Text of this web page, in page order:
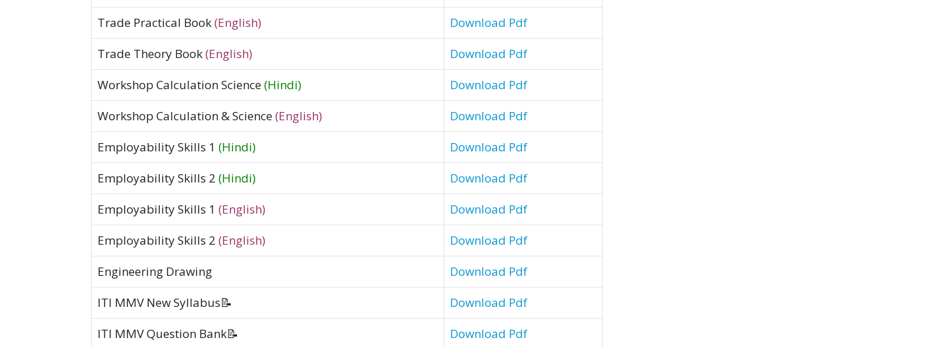
Trade Practical Book(English)
Download Pdf
Trade Theory Book(English)
Download Pdf
Workshop Calculation Science(Hindi)
Download Pdf
Workshop Calculation & Science(English)
Download Pdf
Employability Skills 1 (Hindi)
Download Pdf
Employability Skills 2 (Hindi)
Download Pdf
Employability Skills 1 (English)
Download Pdf
Employability Skills 2 (English)
Download Pdf
Engineering Drawing
Download Pdf
ITI MMV New Syllabus📝
Download Pdf
ITI MMV Question Bank📝
Download Pdf